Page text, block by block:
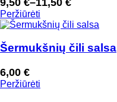
9,50 €–11,50 €
Price
range:
through
Peržiūrėti
Šermukšnių čili salsa
6,00 €
Peržiūrėti